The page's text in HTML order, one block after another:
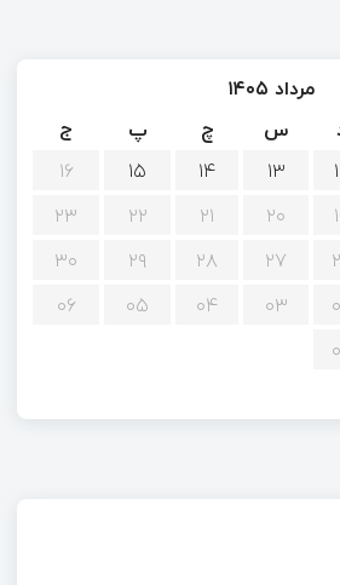
مرداد ۱۴۰۵
س چ پ
ج
۱۳ ۱۴ ۱۵
۱۶
۲۰ ۲۱ ۲۲
۲۳
۲۷ ۲۸ ۲۹
۳۰
۰۳ ۰۴ ۰۵
۰۶